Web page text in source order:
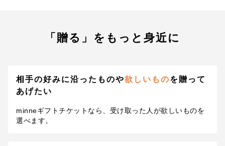
「贈る」をもっと身近に
相手の好みに沿ったものや欲しいものを贈って
あげたい
minneギフトチケットなら、受け取った人が欲しいものを
選べます。